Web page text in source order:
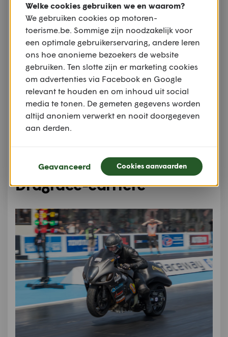
In de race eindigde Fissette uiteindelijk als 9e, op
1min09 van winnaar Louis Wuyts en diens Honda
Fireblade. De standaardbanden waren bij driftig
uitaccelereren duidelijk niet opgewassen tegen het
vermogen van de Hayabusa en dus finishte Fissette
met aan gort gereden banden. De Hayabusa had
weliswaar indruk gemaakt, maar toch zou Fissette
niet meer met de dikke Suzuki aan de start komen.
Ook in andere landen was de Hayabusa een erg
zeldzame verschijning op het racecircuit. Logisch
want het chassis, met een lange wielbasis, van de
Dragrace-carrière
Welke cookies gebruiken we en waarom?
We gebruiken cookies op motoren-
toerisme.be. Sommige zijn noodzakelijk voor
een optimale gebruikerservaring, andere leren
ons hoe anonieme bezoekers de website
gebruiken. Ten slotte zijn er marketing cookies
om advertenties via Facebook en Google
relevant te houden en om inhoud uit social
media te tonen. De gemeten gegevens worden
altijd anoniem verwerkt en nooit doorgegeven
aan derden.
Geavanceerd Cookies aanvaarden